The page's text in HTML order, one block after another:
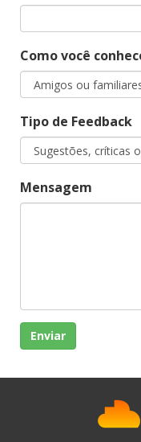
Como você
Tipo de Feedback
Mensagem
Enviar